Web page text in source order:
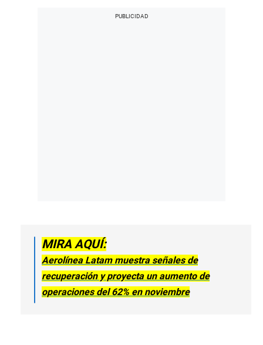
MIRA AQUÍ:
Aerolínea Latam muestra señales de
recuperación y proyecta un aumento de
operaciones del 62% en noviembre